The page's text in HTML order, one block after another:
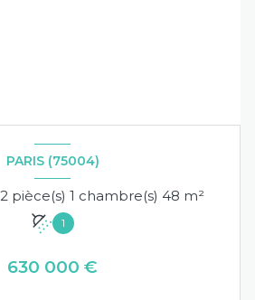
PARIS (75004)
Appartement 2 pièce(s) 1 chambre(s) 48 m²
1
630 000 €